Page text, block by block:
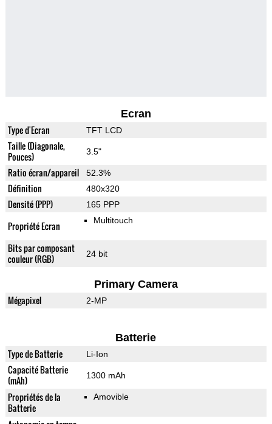
Ecran
Type d'Ecran TFT LCD
Taille (Diagonale,
Pouces)
3.5"
Ratio écran/appareil 52.3%
Définition 480x320
Densité (PPP) 165 PPP
Propriété Ecran Multitouch
Bits par composant
couleur (RGB)
24 bit
Primary Camera
Mégapixel 2-MP
Batterie
Type de Batterie Li-Ion
Capacité Batterie
(mAh)
1300 mAh
Propriétés de la
Batterie
Amovible